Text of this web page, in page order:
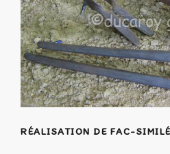
RÉALISATION DE FAC-